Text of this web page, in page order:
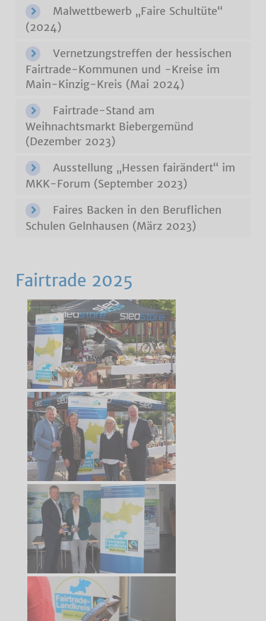
Malwettbewerb „Faire Schultüte“
(2024)
Vernetzungstreffen der hessischen
Fairtrade-Kommunen und -Kreise im
Main-Kinzig-Kreis (Mai 2024)
Fairtrade-Stand am
Weihnachtsmarkt Biebergemünd
(Dezember 2023)
Ausstellung „Hessen fairändert“ im
MKK-Forum (September 2023)
Faires Backen in den Beruflichen
Schulen Gelnhausen (März 2023)
Fairtrade 2025